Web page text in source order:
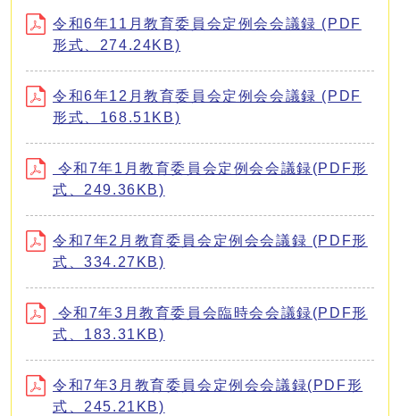
令和6年11月教育委員会定例会会議録 (PDF
形式、274.24KB)
令和6年12月教育委員会定例会会議録 (PDF
形式、168.51KB)
令和7年1月教育委員会定例会会議録(PDF形
式、249.36KB)
令和7年2月教育委員会定例会会議録 (PDF形
式、334.27KB)
令和7年3月教育委員会臨時会会議録(PDF形
式、183.31KB)
令和7年3月教育委員会定例会会議録(PDF形
式、245.21KB)